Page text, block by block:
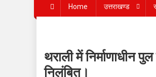
Home उत्तराखण्ड
थराली में निर्माणाधीन
निलंबित।